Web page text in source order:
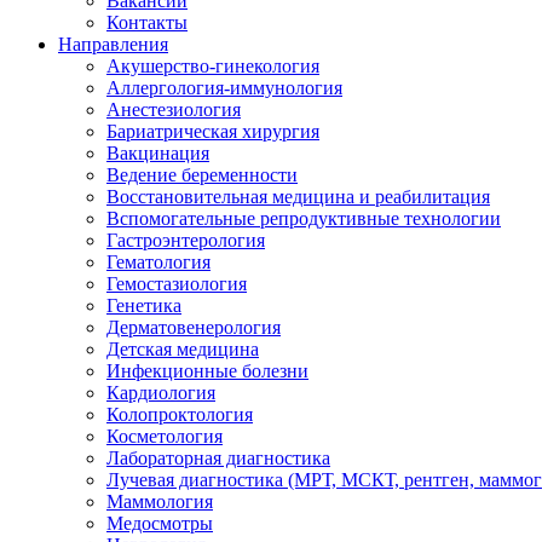
Контакты
Направления
Акушерство-гинекология
Аллергология-иммунология
Анестезиология
Бариатрическая хирургия
Вакцинация
Ведение беременности
Восстановительная медицина и реабилитация
Вспомогательные репродуктивные технологии
Гастроэнтерология
Гематология
Гемостазиология
Генетика
Дерматовенерология
Детская медицина
Инфекционные болезни
Кардиология
Колопроктология
Косметология
Лабораторная диагностика
Лучевая диагностика (МРТ, МСКТ, рентген,
Маммология
Медосмотры